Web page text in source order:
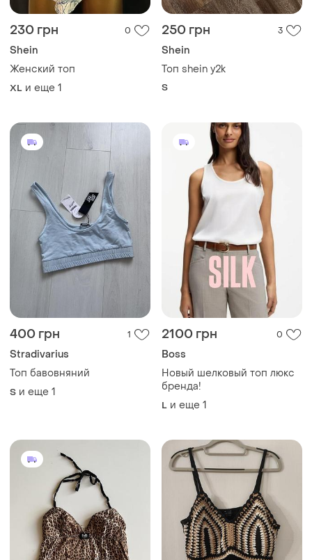
230 грн 0
Shein
Женский топ
XL и еще 1
250 грн 3
Shein
Топ shein y2k
S
400 грн 1
Stradivarius
Топ бавовняний
S и еще 1
2100 грн 0
Boss
Новый шелковый топ люкс
бренда!
L и еще 1